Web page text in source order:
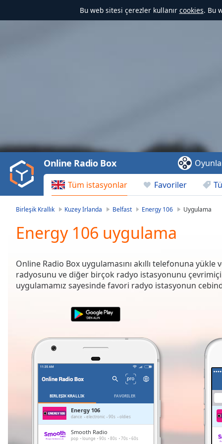
Bu web sitesi çerezler kullanır cookies. Bu
Play
Video
Play
Backward
Skip
Current
Time0:00
Duration
Loaded:
0.00%
Remaining
Tüm istasyonlar Favoriler
Online Radio Box
Birleşik Krallık Kuzey İrlanda Belfast Energy 106 Uygulama
Energy 106 uygulama
Online Radio Box uygulamasını akıllı telefonuna yükle
radyosunu ve diğer birçok radyo istasyonunu çevrimiçi
uygulamamız sayesinde favori radyo istasyonun
BIRLEŞIK KRALLIK FAVORILER
Energy 106
dance electronic 90s oldies
Smooth Radio
pop lounge 90s 80s 70s 60s